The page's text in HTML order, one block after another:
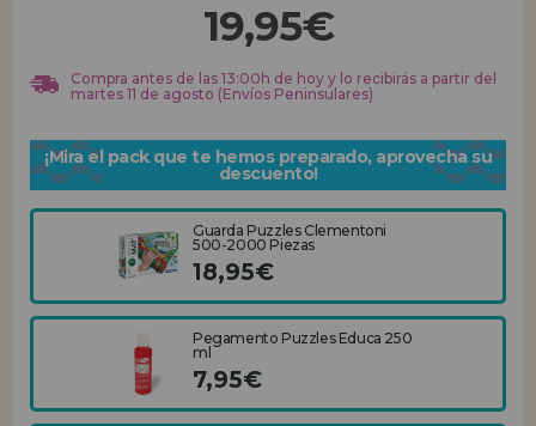
REGISTRO DISTRIBUIDOR
19,95€
Compra antes de las 13:00h de hoy y lo recibirás a partir del
martes 11 de agosto (Envíos Peninsulares)
¡Mira el pack que te hemos preparado, aprovecha su
descuento!
Guarda Puzzles Clementoni
500-2000 Piezas
18,95€
Pegamento Puzzles Educa 250
ml
7,95€